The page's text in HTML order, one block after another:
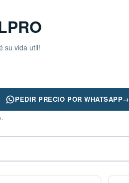
su vida util!
PEDIR PRECIO POR WHATSAPP→